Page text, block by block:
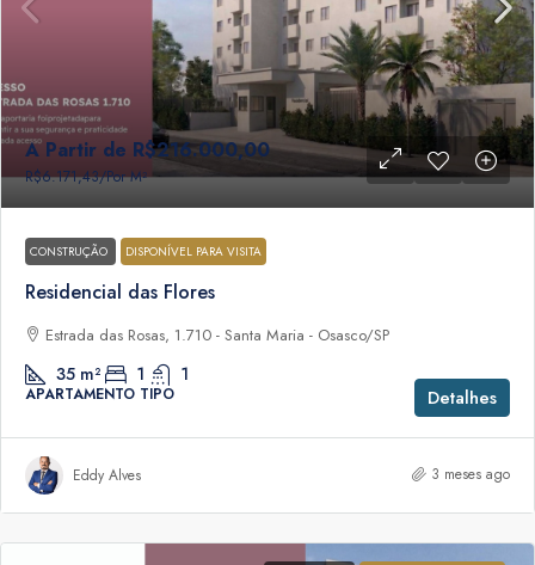
A Partir de R$216.000,00
R$6.171,43/Por M²
CONSTRUÇÃO DISPONÍVEL PARA VISITA
Residencial das Flores
Estrada das Rosas, 1.710 - Santa Maria - Osasco/SP
35 m² 1 1
APARTAMENTO TIPO Detalhes
Eddy Alves 3 meses ago